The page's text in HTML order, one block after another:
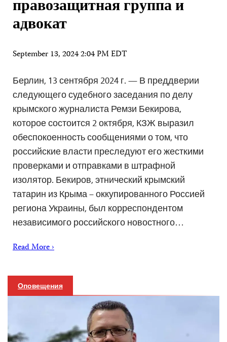
правозащитная группа и
адвокат
September 13, 2024 2:04 PM EDT
Берлин, 13 сентября 2024 г. — В преддверии
следующего судебного заседания по делу
крымского журналиста Ремзи Бекирова,
которое состоится 2 октября, КЗЖ выразил
обеспокоенность сообщениями о том, что
российские власти преследуют его жесткими
проверками и отправками в штрафной
изолятор. Бекиров, этнический крымский
татарин из Крыма – оккупированного Россией
региона Украины, был корреспондентом
независимого российского новостного…
Read More ›
Оповещения